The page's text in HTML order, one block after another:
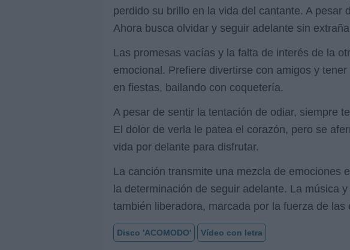
perdido su brillo en la vida del cantante. A
Ahora busca olvidar y seguir adelante sin
Las promesas vacías y la falta de interés de la
emocional. Prefiere divertirse con amigos y
en fiestas, bailando con coquetería.
A pesar de sentir la tentación de odiar, siempre
El dolor de verla le patea el corazón, pero se
vida por delante para disfrutar.
La canción transmite una mezcla de emociones
la determinación de seguir adelante. La música
también liberadora, marcada por la fuerza de
Disco 'ACOMODO' Vídeo con letra